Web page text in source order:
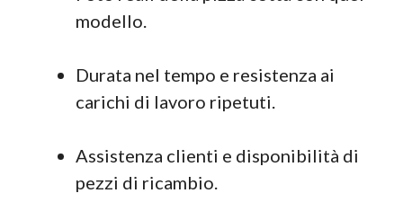
modello.
Durata nel tempo e resistenza ai
carichi di lavoro ripetuti.
Assistenza clienti e disponibilità di
pezzi di ricambio.